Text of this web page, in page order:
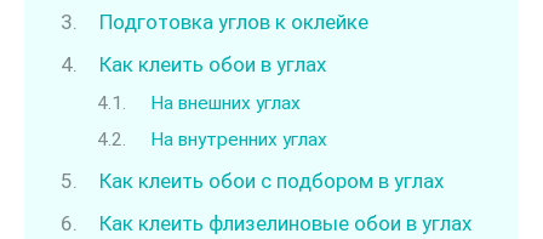
Подготовка углов к оклейке
Как клеить обои в углах
На внешних углах
На внутренних углах
Как клеить обои с подбором в углах
Как клеить флизелиновые обои в углах